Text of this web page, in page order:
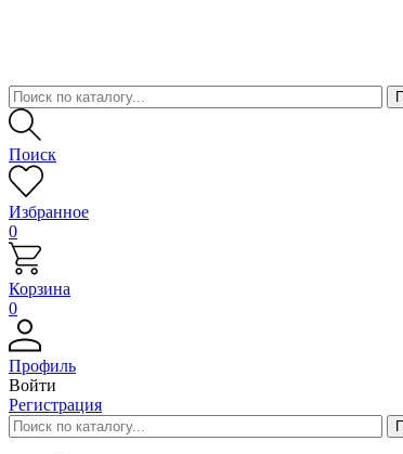
Поиск
Избранное
0
Корзина
0
Профиль
Войти
Регистрация